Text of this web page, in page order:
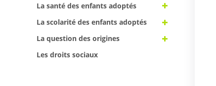
La santé des enfants adoptés
La scolarité des enfants adoptés
La question des origines
Les droits sociaux